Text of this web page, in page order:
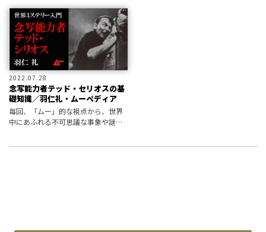
ィア。 今回は、人体の何らかのエネ
ルギーで文字や像をフィルムに写し
だす「念写」と、その力を持つ能力
者たち
2022.07.28
念写能力者テッド・セリオスの基
礎知識／羽仁礼・ムーペディア
毎回、「ムー」的な視点から、世界
中にあふれる不可思議な事象や謎め